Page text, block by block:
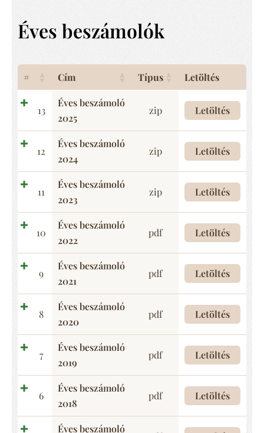
Éves beszámolók
# Cím Típus Letöltés
13
Éves beszámoló
2025
zip Letöltés
12
Éves beszámoló
2024
zip Letöltés
11
Éves beszámoló
2023
zip Letöltés
10
Éves beszámoló
2022
pdf Letöltés
9
Éves beszámoló
2021
pdf Letöltés
8
Éves beszámoló
2020
pdf Letöltés
7
Éves beszámoló
2019
pdf Letöltés
6
Éves beszámoló
2018
pdf Letöltés
Éves beszámoló